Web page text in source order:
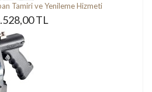
Tamiri ve Yenileme Hizmeti
TL